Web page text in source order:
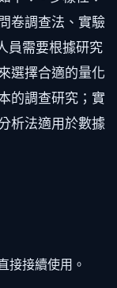
卷調查法、實驗
員需要根據研究
選擇合適的量化
的調查研究；實
析法適用於數據
接接續使用。